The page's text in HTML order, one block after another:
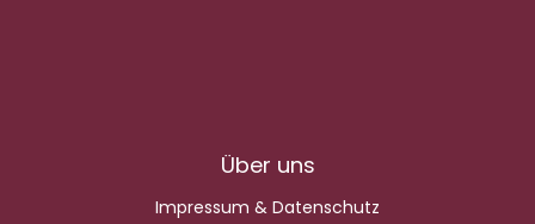
Über uns
Impressum & Datenschutz